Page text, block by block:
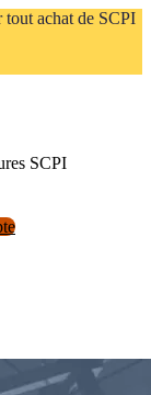
tout achat de SCPI
SCPI